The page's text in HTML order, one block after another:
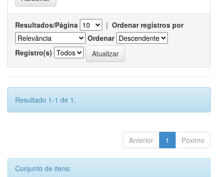
Resultados/Página | Ordenar registros por
Ordenar
Registro(s)
Resultado 1-1 de 1.
Anterior 1 Póximo
Conjunto de itens: